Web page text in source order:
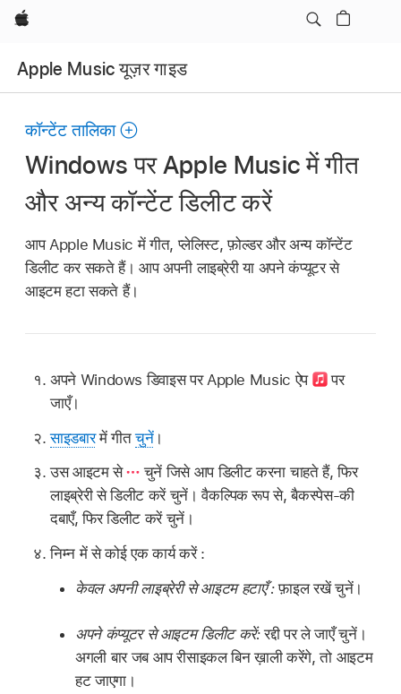
Apple
Apple Music यूज़र गाइड
कॉन्टेंट तालिका
Windows पर Apple Music में गीत
और अन्य कॉन्टेंट डिलीट करें
आप Apple Music में गीत, प्लेलिस्ट, फ़ोल्डर और अन्य कॉन्टेंट
डिलीट कर सकते हैं। आप अपनी लाइब्रेरी या अपने कंप्यूटर से
आइटम हटा सकते हैं।
अपने Windows डिवाइस पर Apple Music ऐप
पर
जाएँ।
साइडबारमें गीतचुनें।
उस आइटम से
चुनें जिसे आप डिलीट करना चाहते हैं, फिर
लाइब्रेरी से डिलीट करें चुनें। वैकल्पिक रूप से, बैकस्पेस-की
दबाएँ, फिर डिलीट करें चुनें।
निम्न में से कोई एक कार्य करें :
केवल अपनी लाइब्रेरी से आइटम हटाएँ :फ़ाइल रखें चुनें।
अपने कंप्यूटर से आइटम डिलीट करें:रद्दी पर ले जाएँ चुनें।
अगली बार जब आप रीसाइकल बिन ख़ाली करेंगे, तो आइटम
हट जाएगा।